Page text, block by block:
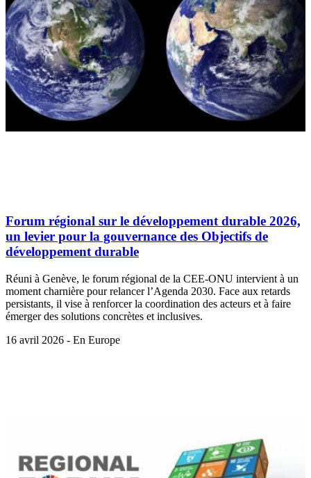
Forum régional sur le développement durable 2026,
un levier pour la gouvernance des Objectifs de
développement durable
Réuni à Genève, le forum régional de la CEE-ONU intervient à un
moment charnière pour relancer l’Agenda 2030. Face aux retards
persistants, il vise à renforcer la coordination des acteurs et à faire
émerger des solutions concrètes et inclusives.
16 avril 2026 - En Europe